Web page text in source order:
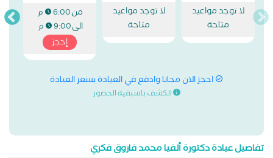
لا توجد مواعيد
متاحة
لا توجد مواعيد
متاحة
من6:00 م
الى9:00 م
إحجز
احجز الان مجانا وادفع في العيادة بسعر العيادة
الكشف باسبقية الحضور
تفاصيل عيادة دكتورة ألفيا محمد فاروق فكري